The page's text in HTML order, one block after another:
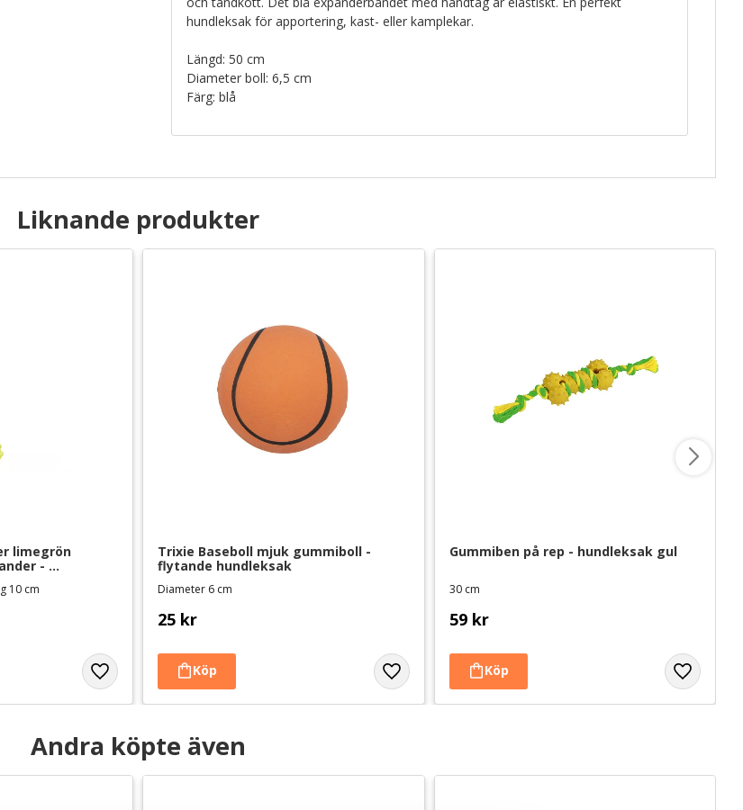
hundleksak för apportering, kast- eller kamplekar.
Längd: 50 cm
Diameter boll: 6,5 cm
Färg: blå
Liknande produkter
limegrön
-
10 cm
Trixie Baseboll mjuk gummiboll -
flytande hundleksak
Diameter 6 cm
25 kr
Gummiben på rep - hundleksak gul
30 cm
59 kr
Andra köpte även